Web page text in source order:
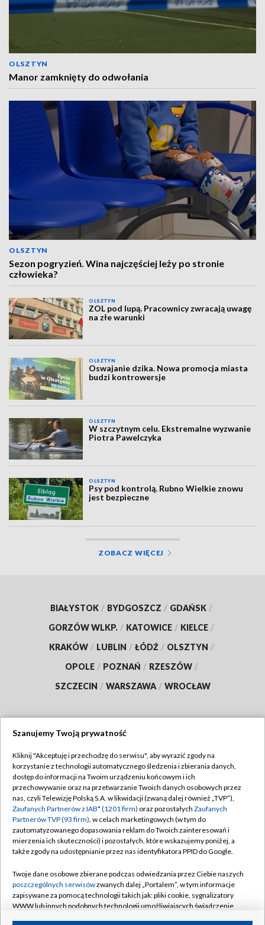
OLSZTYN
Manor zamknięty do odwołania
OLSZTYN
Sezon pogryzień. Wina najczęściej leży po stronie
człowieka?
OLSZTYN
ZOL pod lupą. Pracownicy zwracają uwagę
na złe warunki
OLSZTYN
Oswajanie dzika. Nowa promocja miasta
budzi kontrowersje
OLSZTYN
W szczytnym celu. Ekstremalne wyzwanie
Piotra Pawelczyka
OLSZTYN
Psy pod kontrolą. Rubno Wielkie znowu
jest bezpieczne
ZOBACZ WIĘCEJ
BIAŁYSTOK / BYDGOSZCZ / GDAŃSK /
GORZÓW WLKP. / KATOWICE / KIELCE /
KRAKÓW / LUBLIN / ŁÓDŹ / OLSZTYN /
OPOLE / POZNAŃ / RZESZÓW /
SZCZECIN / WARSZAWA / WROCŁAW
TVP
Abonament TVP
Emisja w TVP
Centrum informacji TVP
Naziemna Telewizja Cyfrowa
Rada Programowa
System NOS
Informacje o nadawcy
Regulamin TVP
Polityka prywatności
Moje zgody
Pomoc
Kontakt
Szanujemy Twoją prywatność
Kliknij "Akceptuję i przechodzę do serwisu", aby wyrazić zgody na
korzystanie z technologii automatycznego śledzenia i zbierania danych,
dostęp do informacji na Twoim urządzeniu końcowym i ich
przechowywanie oraz na przetwarzanie Twoich danych osobowych przez
nas, czyli Telewizję Polską S.A. w likwidacji (zwaną dalej również „TVP”),
Zaufanych Partnerów z IAB* (1201 firm) oraz pozostałych Zaufanych
Partnerów TVP (93 firm), w celach marketingowych (w tym do
zautomatyzowanego dopasowania reklam do Twoich zainteresowań i
mierzenia ich skuteczności) i pozostałych, które wskazujemy poniżej, a
także zgody na udostępnianie przez nas identyfikatora PPID do Google.
Twoje dane osobowe zbierane podczas odwiedzania przez Ciebie naszych
poszczególnych serwisówzwanych dalej „Portalem”, w tym informacje
zapisywane za pomocą technologii takich jak: pliki cookie, sygnalizatory
WWW lub innych podobnych technologii umożliwiających świadczenie